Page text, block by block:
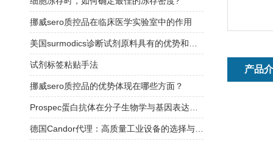
产品
挪威sero质控品在临床医学实验室中的作用
试剂标签粘贴手法
挪威sero质控品的优势体现在哪些方面？